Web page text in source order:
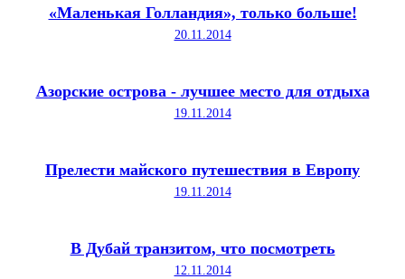
«Маленькая Голландия», только больше!
20.11.2014
Азорские острова - лучшее место для отдыха
19.11.2014
Прелести майского путешествия в Европу
19.11.2014
В Дубай транзитом, что посмотреть
12.11.2014